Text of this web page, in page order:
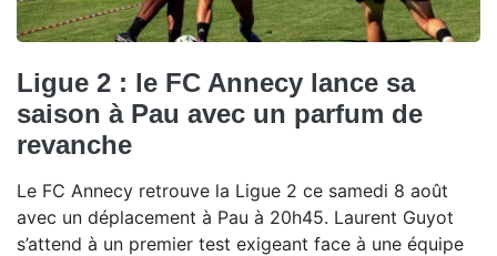
Ligue 2 : le FC Annecy lance sa
saison à Pau avec un parfum de
revanche
Le FC Annecy retrouve la Ligue 2 ce samedi 8 août
avec un déplacement à Pau à 20h45. Laurent Guyot
s’attend à un premier test exigeant face à une équipe